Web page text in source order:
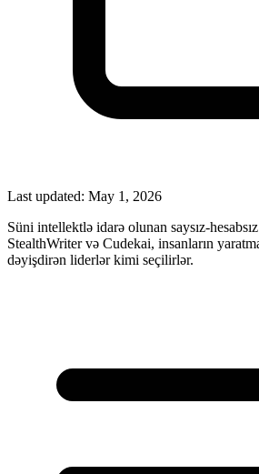
Last updated: May 1, 2026
Süni intellektlə idarə olunan saysız-
StealthWriter və Cudekai, insanların
dəyişdirən liderlər kimi seçilirlər.